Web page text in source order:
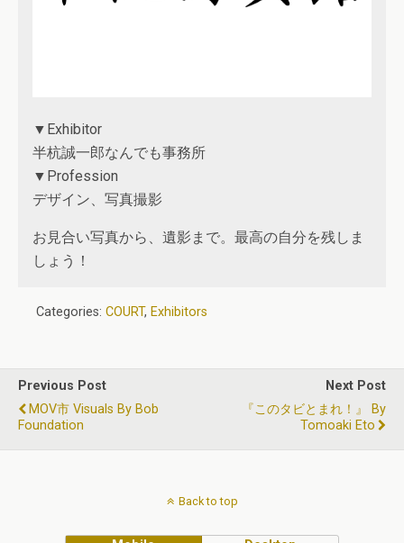
▼Exhibitor
半杭誠一郎なんでも事務所
▼Profession
デザイン、写真撮影
お見合い写真から、遺影まで。最高の自分を残しま
しょう！
Categories: COURT, Exhibitors
Previous Post
MOV市 Visuals By Bob
Foundation
Next Post
『このタビとまれ！』 By
Tomoaki Eto
Back to top